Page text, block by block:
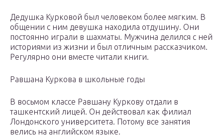
Дедушка Курковой был человеком более мягким. В
общении с ним девушка находила отдушину. Они
постоянно играли в шахматы. Мужчина делился с ней
историями из жизни и был отличным рассказчиком.
Регулярно они вместе читали книги.
Равшана Куркова в школьные годы
В восьмом классе Равшану Куркову отдали в
ташкентский лицей. Он действовал как филиал
Лондонского университета. Потому все занятия
велись на английском языке.